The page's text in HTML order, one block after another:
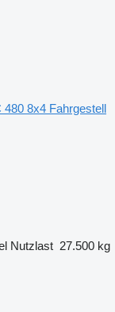
480 8x4 Fahrgestell
Nutzlast 27.500 kg